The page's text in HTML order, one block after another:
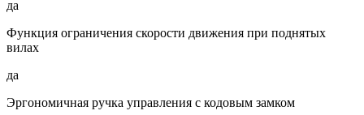
да
Функция ограничения скорости движения при поднятых
вилах
да
Эргономичная ручка управления с кодовым замком